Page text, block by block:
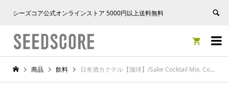
シーズコア公式オンラインストア 5000円以上送料無料


商品 飲料 日本酒カクテル【珈琲】/Sake Cocktail Mix, Coffee